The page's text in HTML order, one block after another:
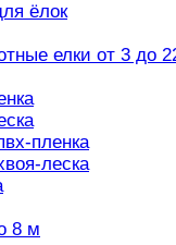
ёлок
елки от 3 до
пленка
леска
8 м